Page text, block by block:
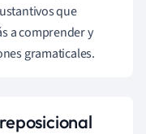
que
a comprender y
gramaticales.